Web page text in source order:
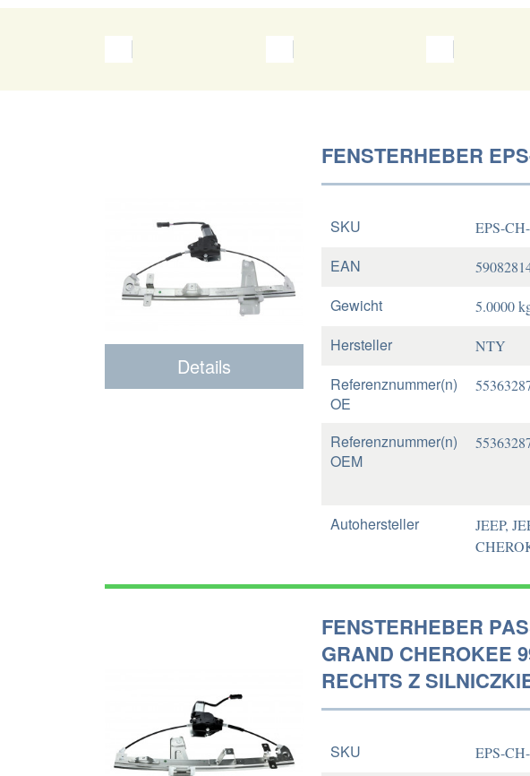
Details
FENSTERHEBER
SKU EPS-
EAN
Gewicht 5.0000
Hersteller NTY
Referenznummer(n)
OE
Referenznummer(n)
OEM
Autohersteller
JEEP,
FENSTERHEBER
GRAND CHEROKEE
RECHTS Z
SKU EPS-